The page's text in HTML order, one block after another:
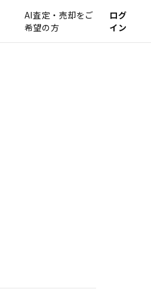
AI査定・売却をご
希望の方
ログ
イン